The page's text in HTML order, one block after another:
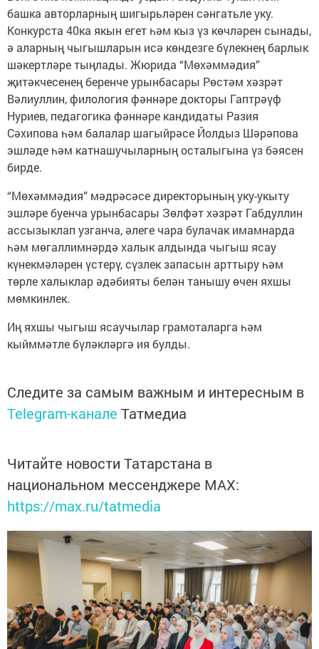
башка авторларның шигырьләрен сәнгатьле уку.
Конкурста 40ка якын егет һәм кыз үз көчләрен сынады,
ә аларның чыгышларын исә көндезге бүлекнең барлык
шәкертләре тыңлады. Жюрида “Мөхәммәдия”
җитәкчесенең беренче урынбасары Рөстәм хәзрәт
Вәлиуллин, филология фәннәре докторы Гаптрәүф
Нуриев, педагогика фәннәре кандидаты Разия
Сәхипова һәм балалар шагыйрәсе Йолдыз Шәрәпова
эшләде һәм катнашучыларның осталыгына үз бәясен
бирде.
“Мөхәммәдия” мәдрәсәсе директорының уку-укыту
эшләре буенча урынбасары Зөлфәт хәзрәт Габдуллин
ассызыклап узганча, әлеге чара булачак имамнарда
һәм мөгаллимнәрдә халык алдында чыгыш ясау
күнекмәләрен үстерү, сүзлек запасын арттыру һәм
төрле халыклар әдәбияты белән танышу өчен яхшы
мөмкинлек.
Иң яхшы чыгыш ясаучылар грамоталарга һәм
кыйммәтле бүләкләргә ия булды.
Следите за самым важным и интересным в
Telegram-канале Татмедиа
Читайте новости Татарстана в
национальном мессенджере MАХ:
https://max.ru/tatmedia